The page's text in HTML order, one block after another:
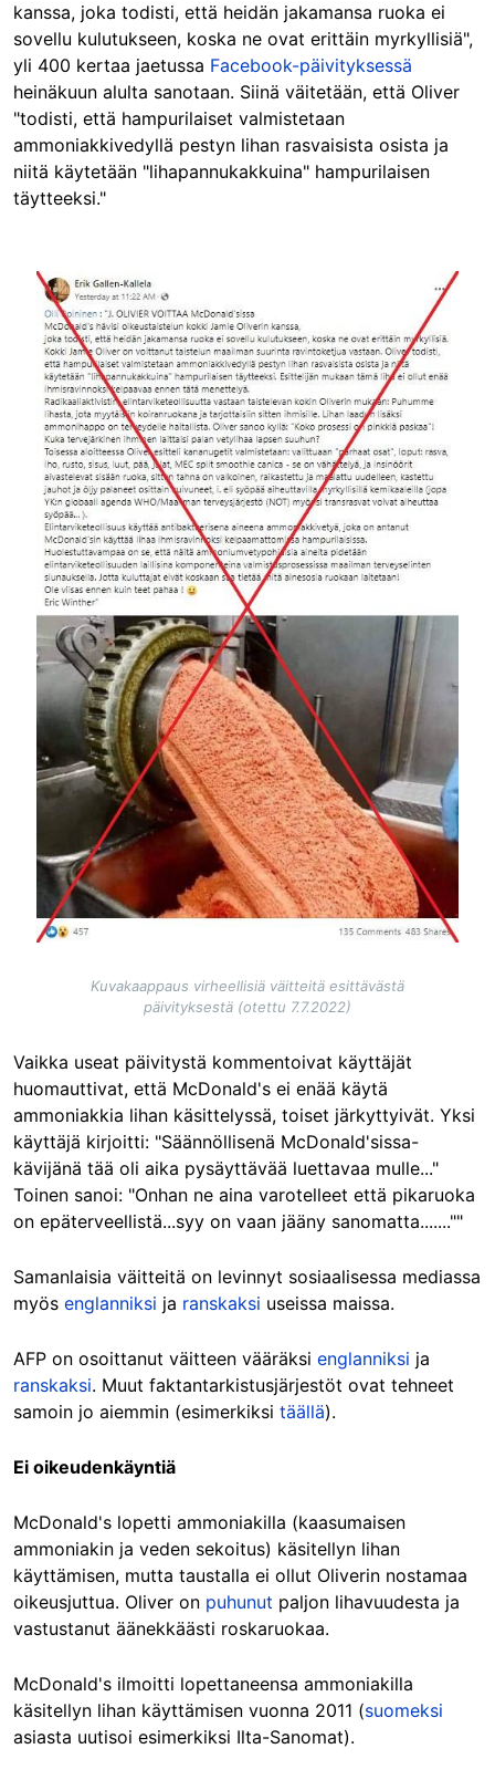
kanssa, joka todisti, että heidän jakamansa ruoka ei
sovellu kulutukseen, koska ne ovat erittäin myrkyllisiä",
yli 400 kertaa jaetussa Facebook-päivityksessä
heinäkuun alulta sanotaan. Siinä väitetään, että Oliver
"todisti, että hampurilaiset valmistetaan
ammoniakkivedyllä pestyn lihan rasvaisista osista ja
niitä käytetään "lihapannukakkuina" hampurilaisen
täytteeksi."
Image
Kuvakaappaus virheellisiä väitteitä esittävästä
päivityksestä (otettu 7.7.2022)
Vaikka useat päivitystä kommentoivat käyttäjät
huomauttivat, että McDonald's ei enää käytä
ammoniakkia lihan käsittelyssä, toiset järkyttyivät. Yksi
käyttäjä kirjoitti: "Säännöllisenä McDonald'sissa-
kävijänä tää oli aika pysäyttävää luettavaa mulle..."
Toinen sanoi: "Onhan ne aina varotelleet että pikaruoka
on epäterveellistä...syy on vaan jääny sanomatta.......""
Samanlaisia väitteitä on levinnyt sosiaalisessa mediassa
myös englanniksi ja ranskaksi useissa maissa.
AFP on osoittanut väitteen vääräksi englanniksi ja
ranskaksi. Muut faktantarkistusjärjestöt ovat tehneet
samoin jo aiemmin (esimerkiksi täällä).
Ei oikeudenkäyntiä
McDonald's lopetti ammoniakilla (kaasumaisen
ammoniakin ja veden sekoitus) käsitellyn lihan
käyttämisen, mutta taustalla ei ollut Oliverin nostamaa
oikeusjuttua. Oliver on puhunut paljon lihavuudesta ja
vastustanut äänekkäästi roskaruokaa.
McDonald's ilmoitti lopettaneensa ammoniakilla
käsitellyn lihan käyttämisen vuonna 2011 (suomeksi
asiasta uutisoi esimerkiksi Ilta-Sanomat).